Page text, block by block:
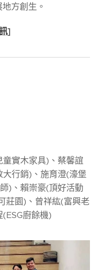
方創生。
]
實木家具)、蔡馨誼
行銷)、施育澄(濠堡
)、賴崇豪(頂好活動
莊園)、曾祥紘(富興老
廚餘機)